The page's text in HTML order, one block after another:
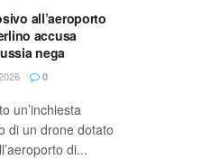
all’aeroporto
accusa
nega
0
un’inchiesta
di un drone dotato
di...